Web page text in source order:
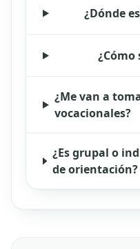
¿Dónde
¿Me van a
vocacionales?
¿Es grupal o
de orientación?